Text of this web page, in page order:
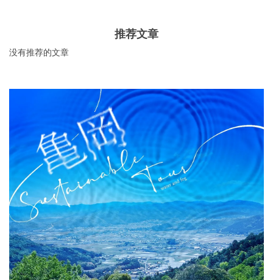
推荐文章
没有推荐的文章